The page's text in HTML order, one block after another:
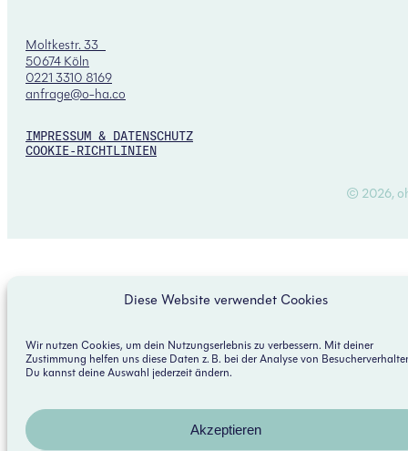
Diese Website verwendet Cookies
Wir nutzen Cookies, um dein Nutzungserlebnis zu verbessern. Mit deiner
Zustimmung helfen uns diese Daten z. B. bei der Analyse von
Du kannst deine Auswahl jederzeit ändern.
Akzeptieren
Moltkestr. 33
50674 Köln
0221 3310 8169
anfrage@o-ha.co
IMPRESSUM & DATENSCHUTZ
COOKIE-RICHTLINIEN
© 2026,